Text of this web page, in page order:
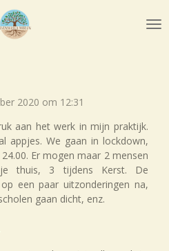
2020 om 12:31
aan het werk in mijn praktijk.
appjes. We gaan in lockdown,
Er mogen maar 2 mensen
thuis, 3 tijdens Kerst. De
een paar uitzonderingen na,
gaan dicht, enz.